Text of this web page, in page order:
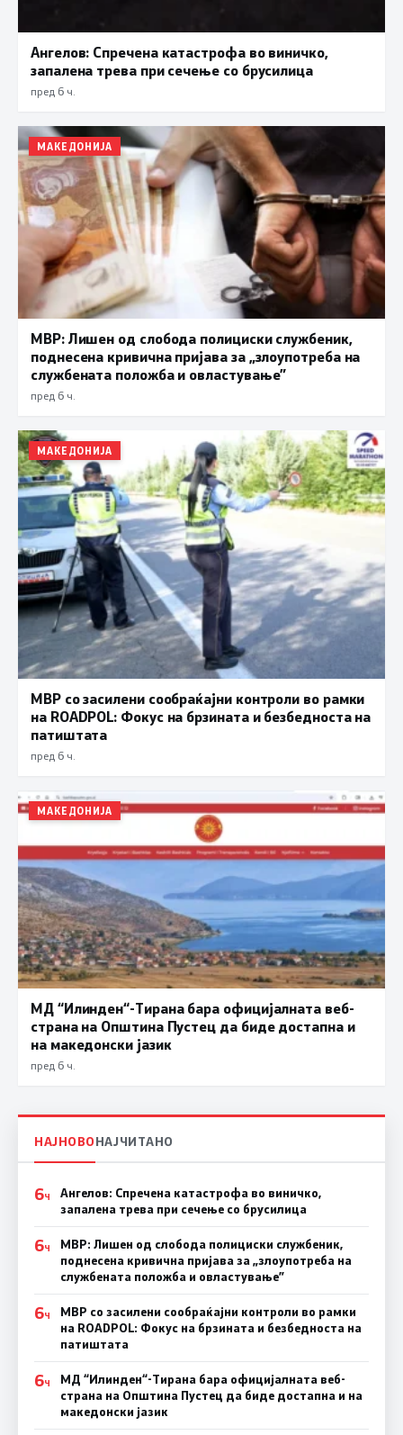
Ангелов: Спречена катастрофа во виничко,
запалена трева при сечење со брусилица
пред 6 ч.
МАКЕДОНИЈА
МВР: Лишен од слобода полициски службеник,
поднесена кривична пријава за „злоупотреба на
службената положба и овластување”
пред 6 ч.
МАКЕДОНИЈА
МВР со засилени сообраќајни контроли во рамки
на ROADPOL: Фокус на брзината и безбедноста на
патиштата
пред 6 ч.
МАКЕДОНИЈА
МД “Илинден“-Тирана бара официјалната веб-
страна на Општина Пустец да биде достапна и
на македонски јазик
пред 6 ч.
НАЈНОВОНАЈЧИТАНО
6Ч
Ангелов: Спречена катастрофа во виничко,
запалена трева при сечење со брусилица
6Ч
МВР: Лишен од слобода полициски службеник,
поднесена кривична пријава за „злоупотреба на
службената положба и овластување”
6Ч
МВР со засилени сообраќајни контроли во рамки
на ROADPOL: Фокус на брзината и безбедноста на
патиштата
6Ч
МД “Илинден“-Тирана бара официјалната веб-
страна на Општина Пустец да биде достапна и на
македонски јазик